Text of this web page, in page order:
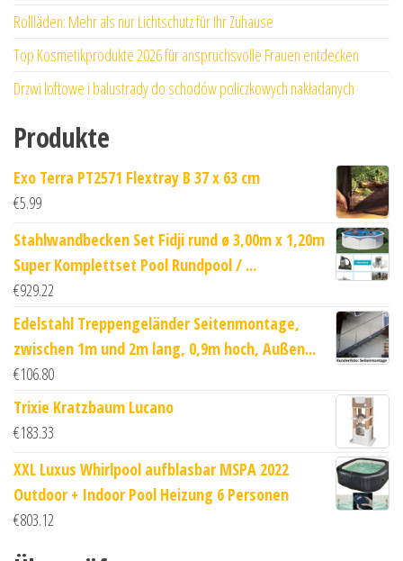
Rollläden: Mehr als nur Lichtschutz für Ihr Zuhause
Top Kosmetikprodukte 2026 für anspruchsvolle Frauen entdecken
Drzwi loftowe i balustrady do schodów policzkowych nakładanych
Produkte
Exo Terra PT2571 Flextray B 37 x 63 cm
€5.99
Stahlwandbecken Set Fidji rund ø 3,00m x 1,20m
Super Komplettset Pool Rundpool / ...
€929.22
Edelstahl Treppengeländer Seitenmontage,
zwischen 1m und 2m lang, 0,9m hoch, Außen...
€106.80
Trixie Kratzbaum Lucano
€183.33
XXL Luxus Whirlpool aufblasbar MSPA 2022
Outdoor + Indoor Pool Heizung 6 Personen
€803.12